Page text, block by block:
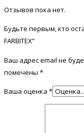
Отзывов пока нет.
Будьте первым, кто
FARBITEX”
Ваш адрес email не
помечены *
Ваша оценка *